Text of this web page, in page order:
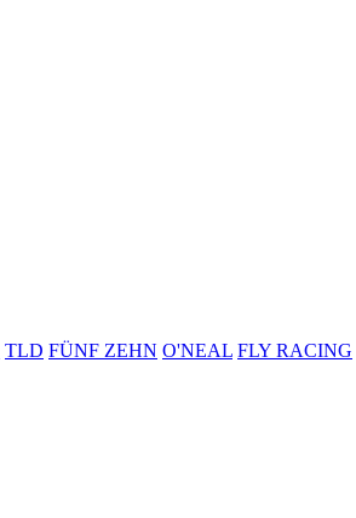
TLD FÜNF ZEHN O'NEAL FLY RACING